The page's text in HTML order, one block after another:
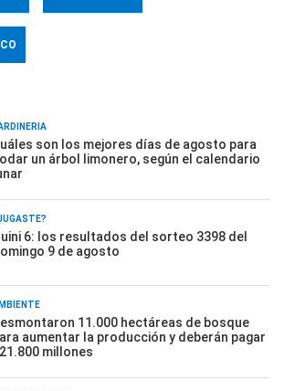
son los mejores días de agosto para
un árbol limonero, según el calendario
6: los resultados del sorteo 3398 del
9 de agosto
11.000 hectáreas de bosque
aumentar la producción y deberán pagar
millones